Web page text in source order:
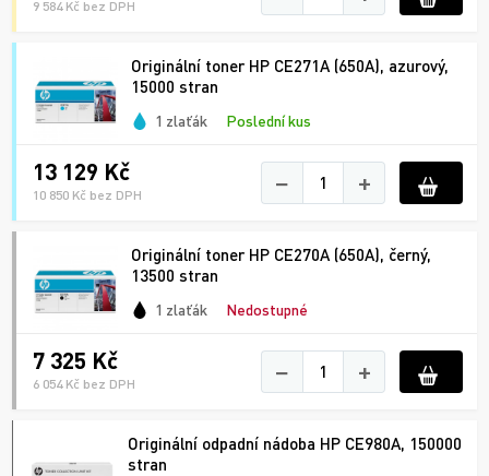
9 584 Kč bez DPH
Originální toner HP CE271A (650A), azurový,
15000 stran
1 zlaťák Poslední kus
13 129 Kč
10 850 Kč bez DPH − +
Originální toner HP CE270A (650A), černý,
13500 stran
1 zlaťák Nedostupné
7 325 Kč
6 054 Kč bez DPH − +
Originální odpadní nádoba HP CE980A, 150000
stran